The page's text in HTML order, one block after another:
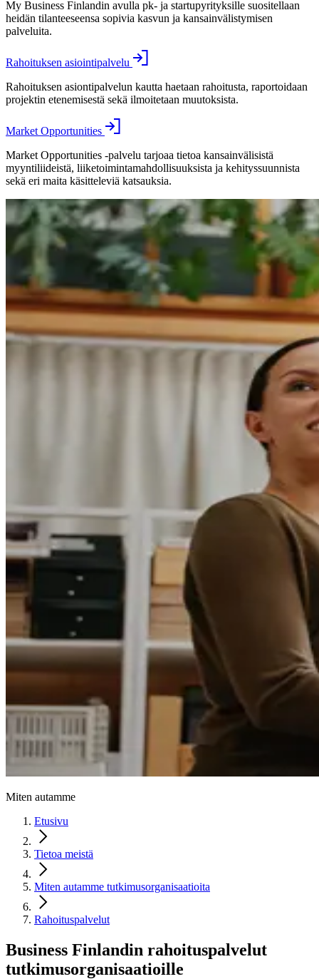
My Business Finlandin avulla pk- ja startupyrityksille suositellaan
heidän tilanteeseensa sopivia kasvun ja kansainvälistymisen
palveluita.
Rahoituksen asiointipalvelu
Rahoituksen asiontipalvelun kautta haetaan rahoitusta, raportoidaan
projektin etenemisestä sekä ilmoitetaan muutoksista.
Market Opportunities
Market Opportunities -palvelu tarjoaa tietoa kansainvälisistä
myyntiliideistä, liiketoimintamahdollisuuksista ja kehityssuunnista
sekä eri maita käsitteleviä katsauksia.
Miten autamme
Etusivu
Tietoa meistä
Miten autamme tutkimusorganisaatioita
Rahoituspalvelut
Business Finlandin rahoituspalvelut
tutkimusorganisaatioille